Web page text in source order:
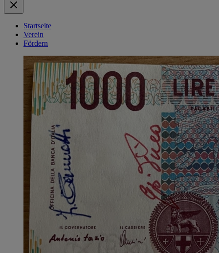
Startseite
Verein
Fördern